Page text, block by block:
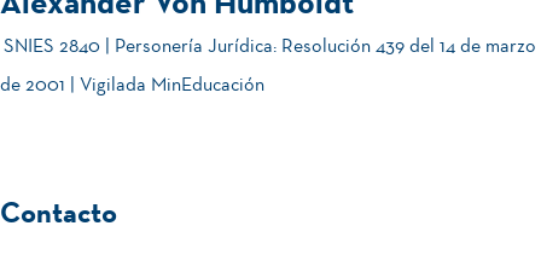
SNIES 2840 | Personería Jurídica: Resolución 439 del 14 de marzo
de 2001 | Vigilada MinEducación
Contacto